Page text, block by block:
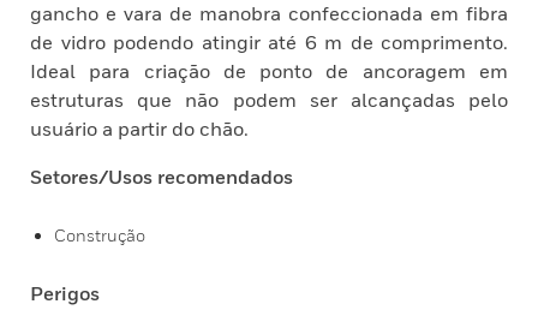
gancho e vara de manobra confeccionada em fibra
de vidro podendo atingir até 6 m de comprimento.
Ideal para criação de ponto de ancoragem em
estruturas que não podem ser alcançadas pelo
usuário a partir do chão.
Setores/Usos recomendados
Construção
Perigos